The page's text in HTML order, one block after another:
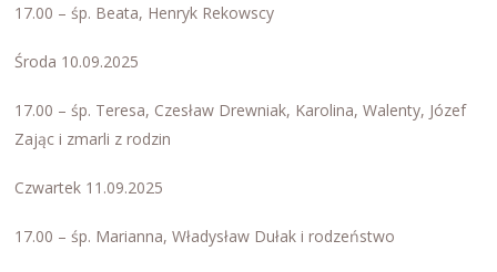
17.00 – śp. Beata, Henryk Rekowscy
Środa 10.09.2025
17.00 – śp. Teresa, Czesław Drewniak, Karolina, Walenty, Józef
Zając i zmarli z rodzin
Czwartek 11.09.2025
17.00 – śp. Marianna, Władysław Dułak i rodzeństwo